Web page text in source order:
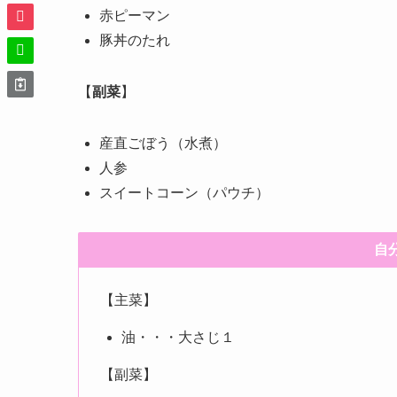
赤ピーマン
豚丼のたれ
【副菜】
産直ごぼう（水煮）
人参
スイートコーン（パウチ）
自
【主菜】
油・・・大さじ１
【副菜】